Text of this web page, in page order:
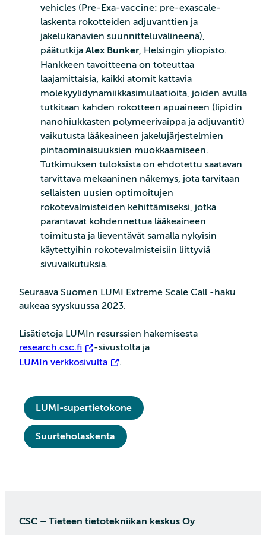
vehicles (Pre-Exa-vaccine: pre-exascale-
laskenta rokotteiden adjuvanttien ja
jakelukanavien suunnitteluvälineenä),
päätutkija Alex Bunker, Helsingin yliopisto.
Hankkeen tavoitteena on toteuttaa
laajamittaisia, kaikki atomit kattavia
molekyylidynamiikkasimulaatioita, joiden avulla
tutkitaan kahden rokotteen apuaineen (lipidin
nanohiukkasten polymeerivaippa ja adjuvantit)
vaikutusta lääkeaineen jakelujärjestelmien
pintaominaisuuksien muokkaamiseen.
Tutkimuksen tuloksista on ehdotettu saatavan
tarvittava mekaaninen näkemys, jota tarvitaan
sellaisten uusien optimoitujen
rokotevalmisteiden kehittämiseksi, jotka
parantavat kohdennettua lääkeaineen
toimitusta ja lieventävät samalla nykyisin
käytettyihin rokotevalmisteisiin liittyviä
sivuvaikutuksia.
Seuraava Suomen LUMI Extreme Scale Call -haku
aukeaa syyskuussa 2023.
Lisätietoja LUMIn resurssien hakemisesta
research.csc.fi
-sivustolta ja
LUMIn verkkosivulta
.
LUMI-supertietokone
Suurteholaskenta
CSC – Tieteen tietotekniikan keskus Oy